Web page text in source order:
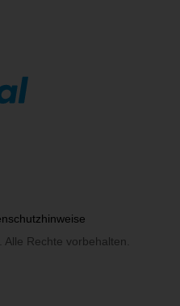
Rechte vorbehalten.